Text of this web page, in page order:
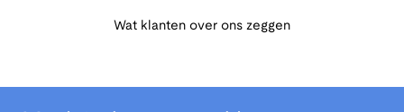
Wat klanten over ons zeggen